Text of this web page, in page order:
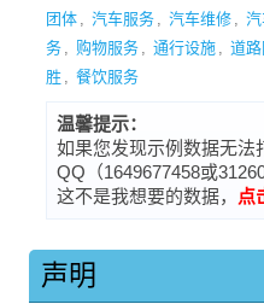
团体 , 汽车服务 , 汽车维修 ,
务 , 购物服务 , 通行设施 , 道
胜 , 餐饮服务
温馨提示：
如果您发现示例数据无法
QQ（1649677458或
这不是我想要的数据，
点
声明